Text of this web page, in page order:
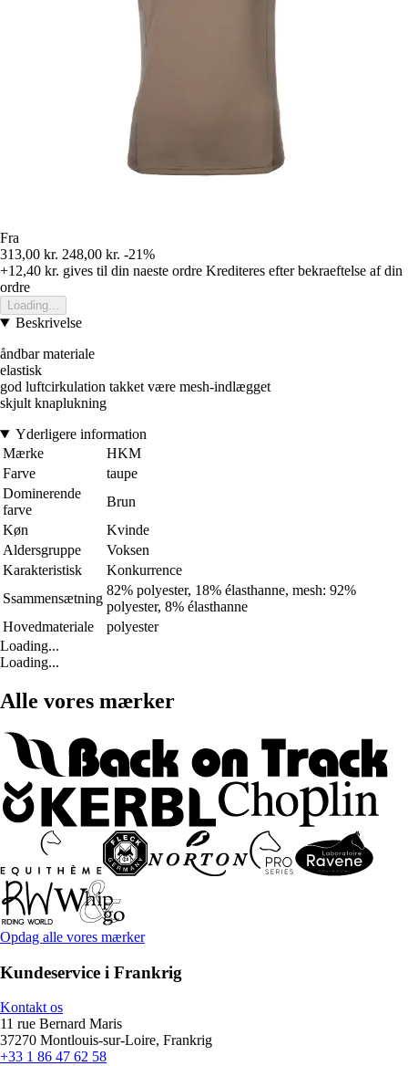
Fra
313,00 kr. 248,00 kr. -21%
+12,40 kr. gives til din naeste ordre Krediteres efter bekraeftelse af din
ordre
Loading...
Beskrivelse
åndbar materiale
elastisk
god luftcirkulation takket være mesh-indlægget
skjult knaplukning
Yderligere information
Mærke
HKM
Farve
taupe
Dominerende
farve
Brun
Køn
Kvinde
Aldersgruppe
Voksen
Karakteristisk
Konkurrence
Ssammensætning
82% polyester, 18% élasthanne, mesh: 92%
polyester, 8% élasthanne
Hovedmateriale
polyester
Loading...
Loading...
Alle vores mærker
Opdag alle vores mærker
Kundeservice i Frankrig
Kontakt os
11 rue Bernard Maris
37270 Montlouis-sur-Loire, Frankrig
+33 1 86 47 62 58